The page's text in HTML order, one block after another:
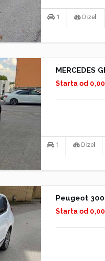
1 Dizel
MERCEDES
Starta od
1 Dizel
Peugeot
Starta od